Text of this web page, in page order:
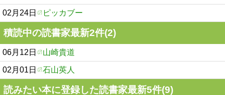
02月24日 ピッカブー
積読中の読書家最新2件(2)
06月12日 山崎貴道
02月01日 石山英人
読みたい本に登録した読書家最新5件(9)